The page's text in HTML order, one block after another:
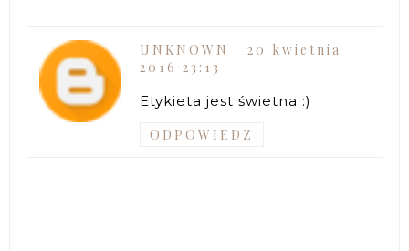
UNKNOWN
20 kwietnia
2016 23:13
Etykieta jest świetna :)
ODPOWIEDZ